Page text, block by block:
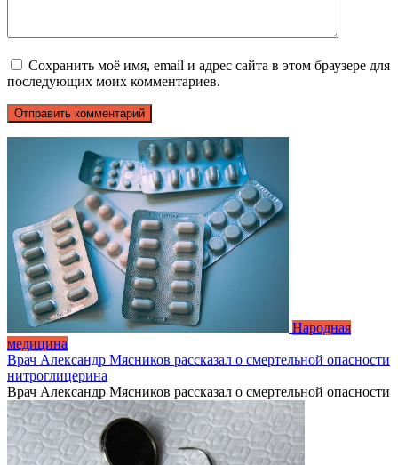
Сохранить моё имя, email и адрес сайта в этом браузере для
последующих моих комментариев.
Народная
медицина
Врач Александр Мясников рассказал о смертельной опасности
нитроглицерина
Врач Александр Мясников рассказал о смертельной опасности